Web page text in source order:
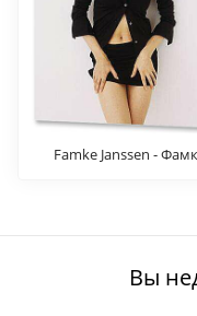
Famke Janssen -
Вы